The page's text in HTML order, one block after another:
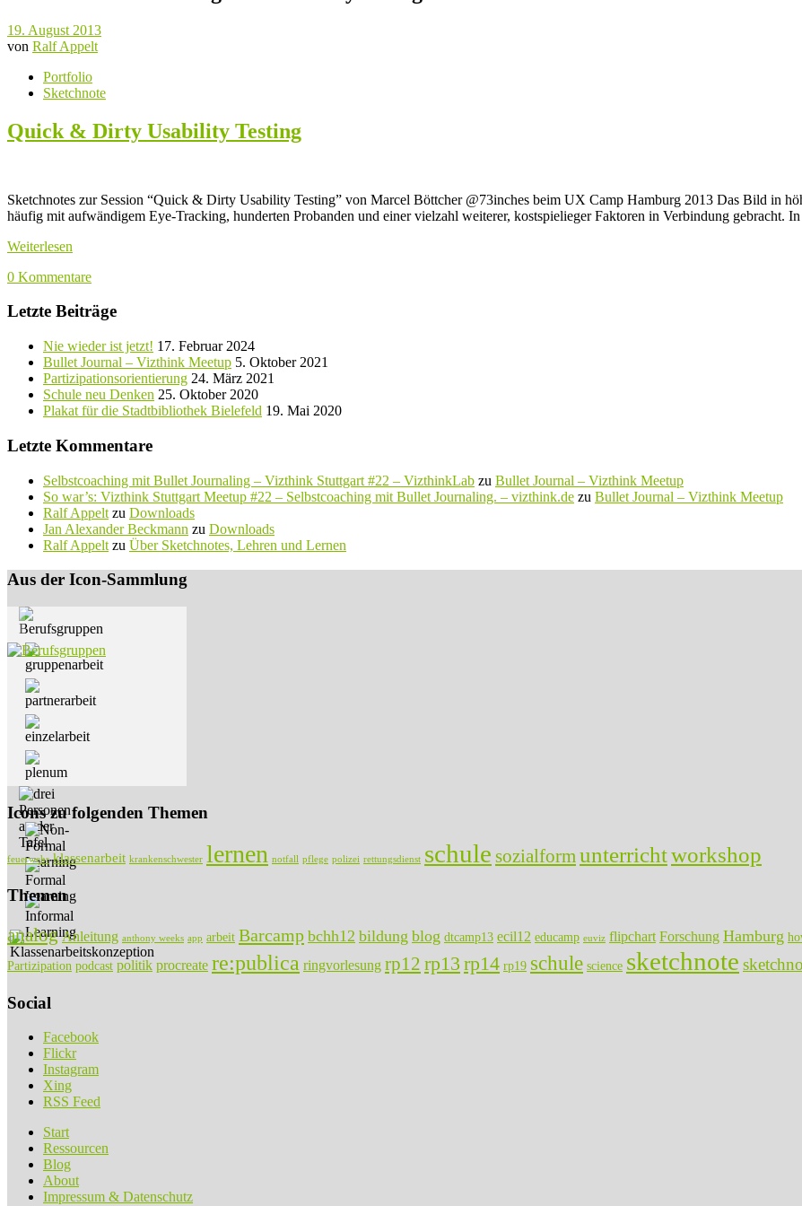
19. August 2013
von Ralf Appelt
Portfolio
Sketchnote
Quick & Dirty Usability Testing
Sketchnotes zur Session “Quick & Dirty Usability Testing” von Marcel Böttcher @73inches beim UX Camp Hamburg 2013 Das Bild in
häufig mit aufwändigem Eye-Tracking, hunderten Probanden und einer vielzahl weiterer, kostspielieger Faktoren in Verbindung gebracht.
Weiterlesen
0 Kommentare
Letzte Beiträge
Nie wieder ist jetzt! 17. Februar 2024
Bullet Journal – Vizthink Meetup 5. Oktober 2021
Partizipationsorientierung 24. März 2021
Schule neu Denken 25. Oktober 2020
Plakat für die Stadtbibliothek Bielefeld 19. Mai 2020
Letzte Kommentare
Selbstcoaching mit Bullet Journaling – Vizthink Stuttgart #22 – VizthinkLab zu Bullet Journal – Vizthink Meetup
So war’s: Vizthink Stuttgart Meetup #22 – Selbstcoaching mit Bullet Journaling. – vizthink.de zu Bullet Journal – Vizthink Meetup
Ralf Appelt zu Downloads
Jan Alexander Beckmann zu Downloads
Ralf Appelt zu Über Sketchnotes, Lehren und Lernen
Aus der Icon-Sammlung
Icons zu folgenden Themen
feuerwehr klassenarbeit krankenschwester lernen notfall pflege polizei rettungsdienst schule sozialformunterrichtworkshop
Themen
analog Anleitung anthony weeks app arbeit Barcamp bchh12 bildung blog dtcamp13 ecil12 educamp euviz flipchart Forschung Hamburg
Partizipation podcast politik procreate re:publica ringvorlesung rp12 rp13 rp14 rp19 schule science sketchnote
Social
Facebook
Flickr
Instagram
Xing
RSS Feed
Start
Ressourcen
Blog
About
Impressum & Datenschutz